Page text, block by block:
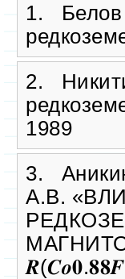
1. Белов
2.
1989
3.
А.В.